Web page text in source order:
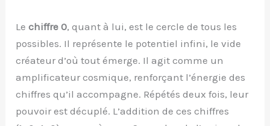
Lechiffre 0, quant à lui, est le cercle de tous les
possibles. Il représente le potentiel infini, le vide
créateur d’où tout émerge. Il agit comme un
amplificateur cosmique, renforçant l’énergie des
chiffres qu’il accompagne. Répétés deux fois, leur
pouvoir est décuplé. L’addition de ces chiffres